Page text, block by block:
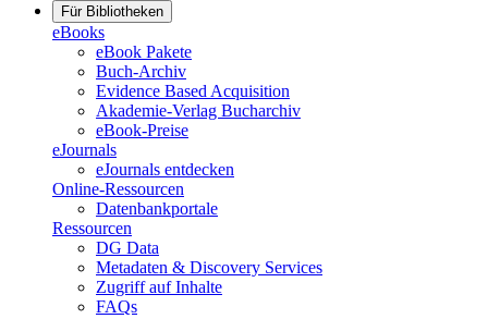
Für Bibliotheken
eBooks
eBook Pakete
Buch-Archiv
Evidence Based Acquisition
Akademie-Verlag Bucharchiv
eBook-Preise
eJournals
eJournals entdecken
Online-Ressourcen
Datenbankportale
Ressourcen
DG Data
Metadaten & Discovery Services
Zugriff auf Inhalte
FAQs